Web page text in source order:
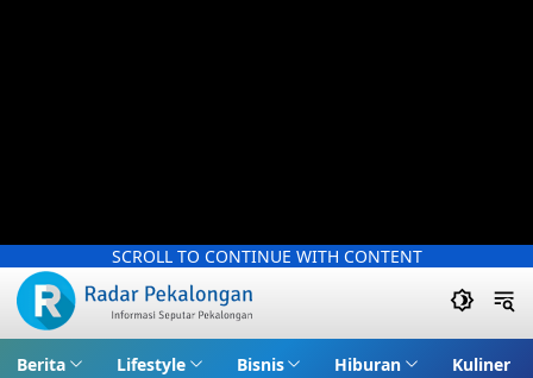
SCROLL TO CONTINUE WITH CONTENT
Berita Lifestyle Bisnis Hiburan Kuliner